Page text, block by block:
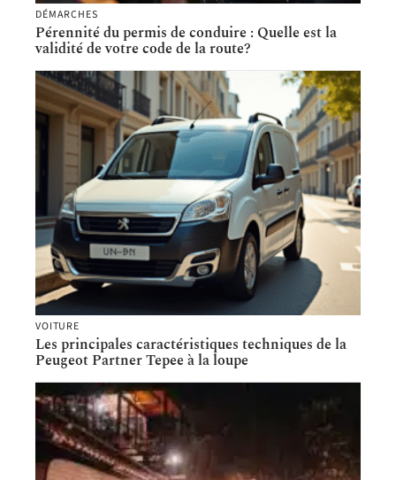
DÉMARCHES
Pérennité du permis de conduire : Quelle est la
validité de votre code de la route?
VOITURE
Les principales caractéristiques techniques de la
Peugeot Partner Tepee à la loupe